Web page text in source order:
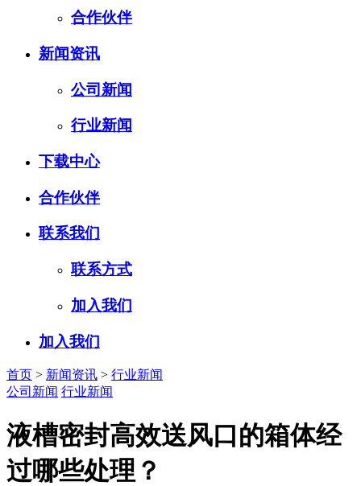
合作伙伴
新闻资讯
公司新闻
行业新闻
下载中心
合作伙伴
联系我们
联系方式
加入我们
加入我们
首页 > 新闻资讯 > 行业新闻
公司新闻 行业新闻
液槽密封高效送风口的箱体经
过哪些处理？